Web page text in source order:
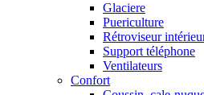
Glaciere
Puericulture
Rétroviseur
Support téléphone
Ventilateurs
Confort